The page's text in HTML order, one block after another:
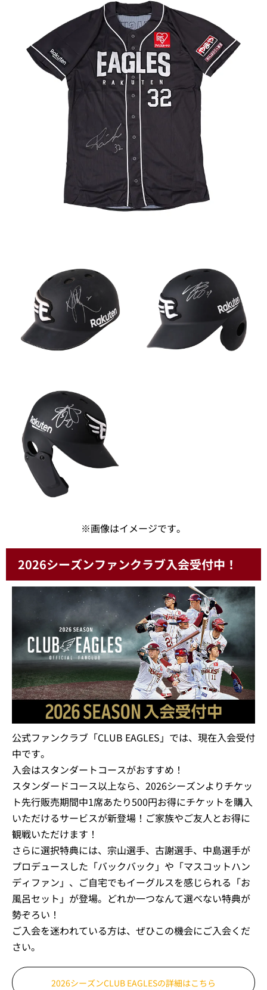
※画像はイメージです。
2026シーズンファンクラブ入会受付中！
公式ファンクラブ「CLUB EAGLES」では、現在入会受付
中です。
入会はスタンダートコースがおすすめ！
スタンダードコース以上なら、2026シーズンよりチケッ
ト先行販売期間中1席あたり500円お得にチケットを購入
いただけるサービスが新登場！ご家族やご友人とお得に
観戦いただけます！
さらに選択特典には、宗山選手、古謝選手、中島選手が
プロデュースした「バックバック」や「マスコットハン
ディファン」、ご自宅でもイーグルスを感じられる「お
風呂セット」が登場。どれか一つなんて選べない特典が
勢ぞろい！
ご入会を迷われている方は、ぜひこの機会にご入会くだ
さい。
2026シーズンCLUB EAGLESの詳細はこちら